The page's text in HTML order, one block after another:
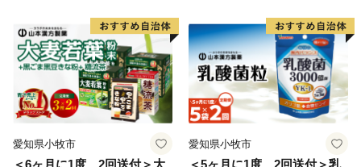
愛知県小牧市 愛知県小牧市